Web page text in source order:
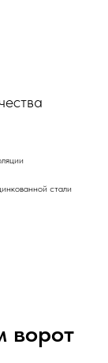
стали
ворот